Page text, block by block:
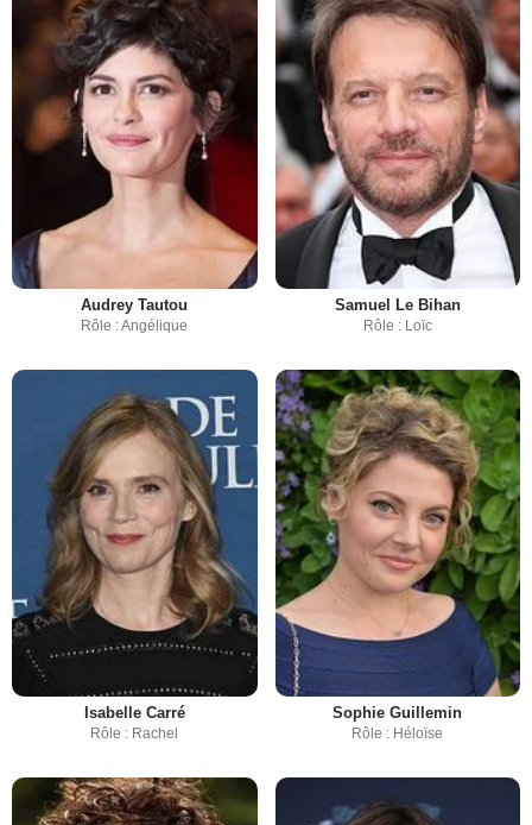
Audrey Tautou
Rôle : Angélique
Samuel Le Bihan
Rôle : Loïc
Isabelle Carré
Rôle : Rachel
Sophie Guillemin
Rôle : Héloïse